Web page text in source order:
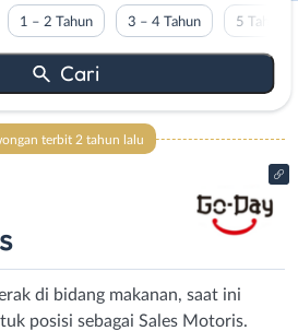
1 – 2 Tahun 3 – 4 Tahun 5 Tahun
terbit 2 tahun lalu
di bidang makanan, saat ini
posisi sebagai Sales Motoris.